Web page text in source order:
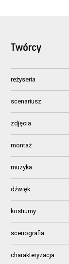
Twórcy
reżyseria
scenariusz
zdjęcia
montaż
muzyka
dźwięk
kostiumy
scenografia
charakteryzacja